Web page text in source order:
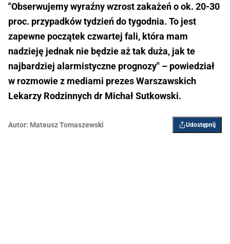
"Obserwujemy wyraźny wzrost zakażeń o ok. 20-30
proc. przypadków tydzień do tygodnia. To jest
zapewne początek czwartej fali, która mam
nadzieję jednak nie będzie aż tak duża, jak te
najbardziej alarmistyczne prognozy" – powiedział
w rozmowie z mediami prezes Warszawskich
Lekarzy Rodzinnych dr Michał Sutkowski.
Autor: Mateusz Tomaszewski Udostępnij